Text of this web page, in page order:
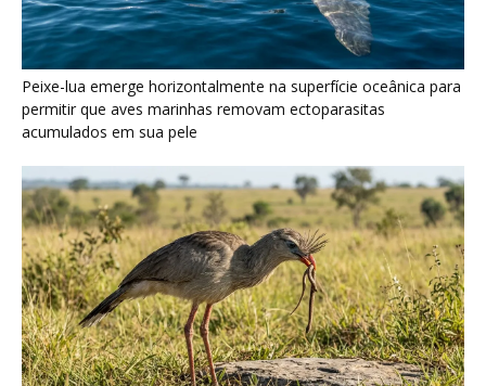
Seriema utiliza pernas longas e arremessa serpentes contra
rochas para subjugar presas peçonhentas nos campos